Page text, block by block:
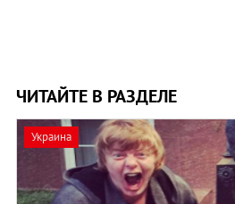
ЧИТАЙТЕ В РАЗДЕЛЕ
Украина